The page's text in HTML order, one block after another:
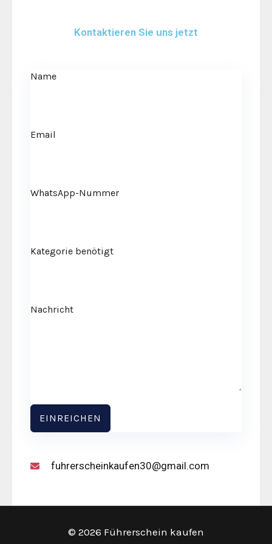
Kontaktieren Sie uns jetzt
Name
Email
WhatsApp-Nummer
Kategorie benötigt
Nachricht
EINREICHEN
fuhrerscheinkaufen30@gmail.com
© 2026 Führerschein kaufen